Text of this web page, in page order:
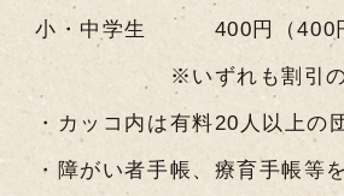
小・中学生 400円（400
※いずれも割引の併
・カッコ内は有料20人以上の
・障がい者手帳、療育手帳等